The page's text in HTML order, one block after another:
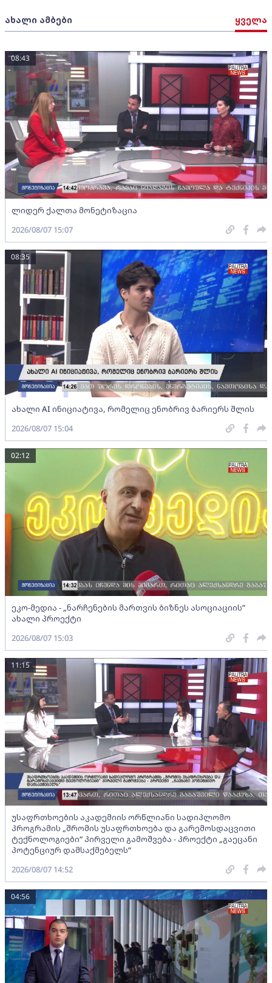
ახალი ამბები ყველა
ლიდერ ქალთა მონეტიზაცია
08:43
2026/08/07 15:07
ახალი AI ინიციატივა, რომელიც ენობრივ ბარიერს შლის
08:35
2026/08/07 15:04
ეკო-მედია - „ნარჩენების მართვის ბიზნეს ასოციაციის”
ახალი პროექტი
02:12
2026/08/07 15:03
უსაფრთხოების აკადემიის ორწლიანი სადიპლომო
პროგრამის „შრომის უსაფრთხოება და გარემოსდაცვითი
ტექნოლოგიები“ პირველი გამოშვება - პროექტი „გაეცანი
პოტენციურ დამსაქმებელს“
11:15
2026/08/07 14:52
04:56